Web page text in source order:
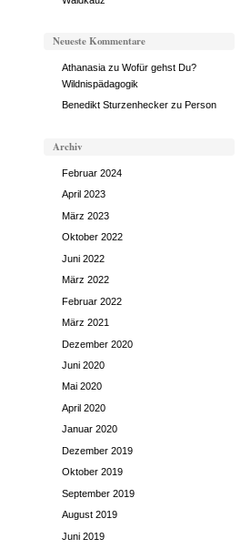
Neueste Kommentare
Athanasiazu Wofür gehst Du?
Wildnispädagogik
Benedikt Sturzenheckerzu Person
Archiv
Februar 2024
April 2023
März 2023
Oktober 2022
Juni 2022
März 2022
Februar 2022
März 2021
Dezember 2020
Juni 2020
Mai 2020
April 2020
Januar 2020
Dezember 2019
Oktober 2019
September 2019
August 2019
Juni 2019